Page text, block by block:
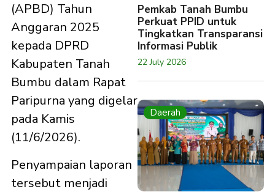
(APBD) Tahun
Anggaran 2025
kepada DPRD
Kabupaten Tanah
Bumbu dalam Rapat
Paripurna yang digelar
pada Kamis
(11/6/2026).
Penyampaian laporan
tersebut menjadi
Pemkab Tanah Bumbu
Perkuat PPID untuk
Tingkatkan Transparansi
Informasi Publik
22 July 2026
Daerah